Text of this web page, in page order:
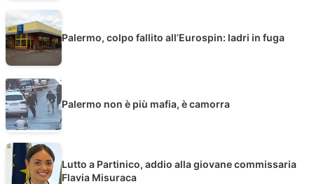
Palermo, colpo fallito all’Eurospin: ladri in fuga
Palermo non è più mafia, è camorra
Lutto a Partinico, addio alla giovane commissaria
Flavia Misuraca